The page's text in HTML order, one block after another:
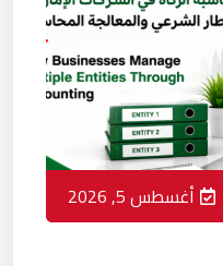
أغسطس 5, 2026